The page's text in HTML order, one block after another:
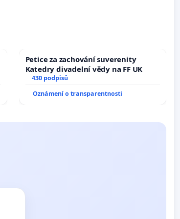
Petice za zachování suverenity
Katedry divadelní vědy na FF UK
430 podpisů
Oznámení o transparentnosti